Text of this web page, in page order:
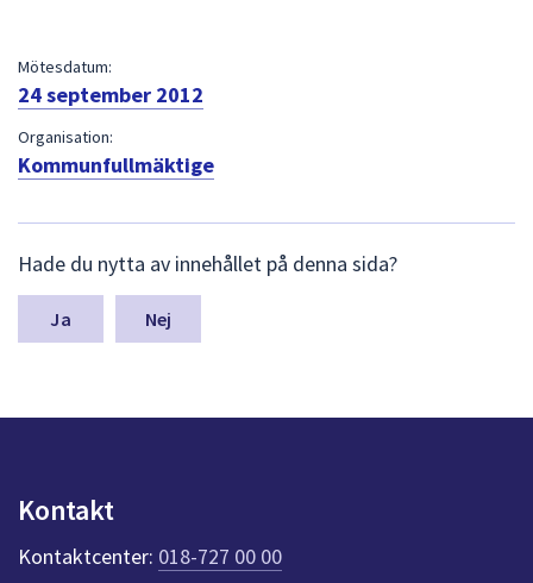
Mötesdatum:
24 september 2012
Organisation:
Kommunfullmäktige
ä
m
a
n
k
t
e
Hade du nytta av innehållet på denna sida?
Nej
Kontakt
Kontaktcenter: 018-727 00 00